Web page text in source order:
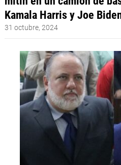
Kamala Harris y Joe
31 octubre, 2024